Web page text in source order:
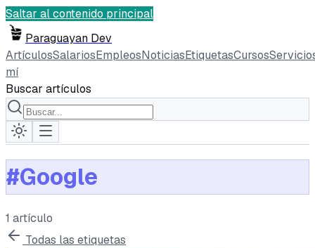
Saltar al contenido principal
Paraguayan Dev
ArtículosSalariosEmpleosNoticiasEtiquetasCursos
mí
Buscar artículos
#Google
1 artículo
Todas las etiquetas